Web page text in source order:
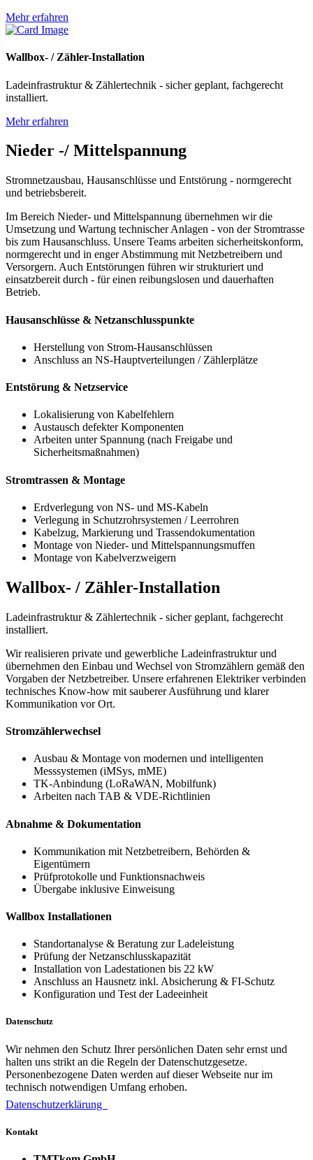
Mehr erfahren
Wallbox- / Zähler-Installation
Ladeinfrastruktur & Zählertechnik - sicher geplant, fachgerecht
installiert.
Mehr erfahren
Nieder -/ Mittelspannung
Stromnetzausbau, Hausanschlüsse und Entstörung - normgerecht
und betriebsbereit.
Im Bereich Nieder- und Mittelspannung übernehmen wir die
Umsetzung und Wartung technischer Anlagen - von der Stromtrasse
bis zum Hausanschluss. Unsere Teams arbeiten sicherheitskonform,
normgerecht und in enger Abstimmung mit Netzbetreibern und
Versorgern. Auch Entstörungen führen wir strukturiert und
einsatzbereit durch - für einen reibungslosen und dauerhaften
Betrieb.
Hausanschlüsse & Netzanschlusspunkte
Herstellung von Strom-Hausanschlüssen
Anschluss an NS-Hauptverteilungen / Zählerplätze
Entstörung & Netzservice
Lokalisierung von Kabelfehlern
Austausch defekter Komponenten
Arbeiten unter Spannung (nach Freigabe und
Sicherheitsmaßnahmen)
Stromtrassen & Montage
Erdverlegung von NS- und MS-Kabeln
Verlegung in Schutzrohrsystemen / Leerrohren
Kabelzug, Markierung und Trassendokumentation
Montage von Nieder- und Mittelspannungsmuffen
Montage von Kabelverzweigern
Wallbox- / Zähler-Installation
Ladeinfrastruktur & Zählertechnik - sicher geplant, fachgerecht
installiert.
Wir realisieren private und gewerbliche Ladeinfrastruktur und
übernehmen den Einbau und Wechsel von Stromzählern gemäß den
Vorgaben der Netzbetreiber. Unsere erfahrenen Elektriker verbinden
technisches Know-how mit sauberer Ausführung und klarer
Kommunikation vor Ort.
Stromzählerwechsel
Ausbau & Montage von modernen und intelligenten
Messsystemen (iMSys, mME)
TK-Anbindung (LoRaWAN, Mobilfunk)
Arbeiten nach TAB & VDE-Richtlinien
Abnahme & Dokumentation
Kommunikation mit Netzbetreibern, Behörden &
Eigentümern
Prüfprotokolle und Funktionsnachweis
Übergabe inklusive Einweisung
Wallbox Installationen
Standortanalyse & Beratung zur Ladeleistung
Prüfung der Netzanschlusskapazität
Installation von Ladestationen bis 22 kW
Anschluss an Hausnetz inkl. Absicherung & FI-Schutz
Konfiguration und Test der Ladeeinheit
Datenschutz
Wir nehmen den Schutz Ihrer persönlichen Daten sehr ernst und
halten uns strikt an die Regeln der Datenschutzgesetze.
Personenbezogene Daten werden auf dieser Webseite nur im
technisch notwendigen Umfang erhoben.
Datenschutzerklärung
Kontakt